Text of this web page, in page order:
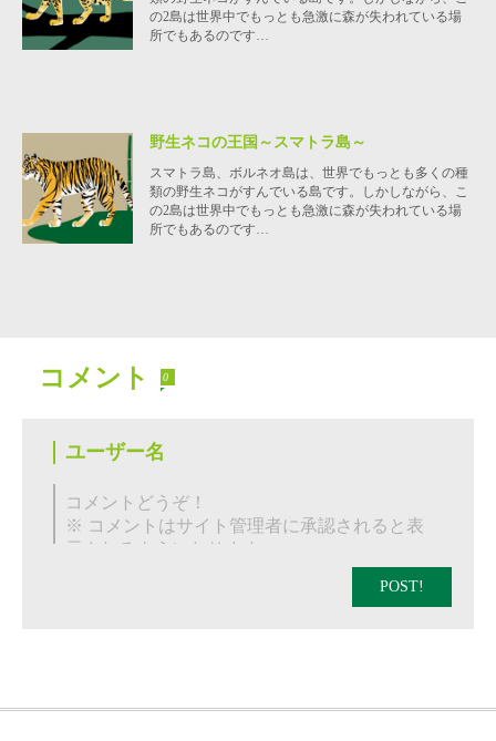
の2島は世界中でもっとも急激に森が失われている場
所でもあるのです…
野生ネコの王国～スマトラ島～
スマトラ島、ボルネオ島は、世界でもっとも多くの種
類の野生ネコがすんでいる島です。しかしながら、こ
の2島は世界中でもっとも急激に森が失われている場
所でもあるのです…
コメント 0
POST!